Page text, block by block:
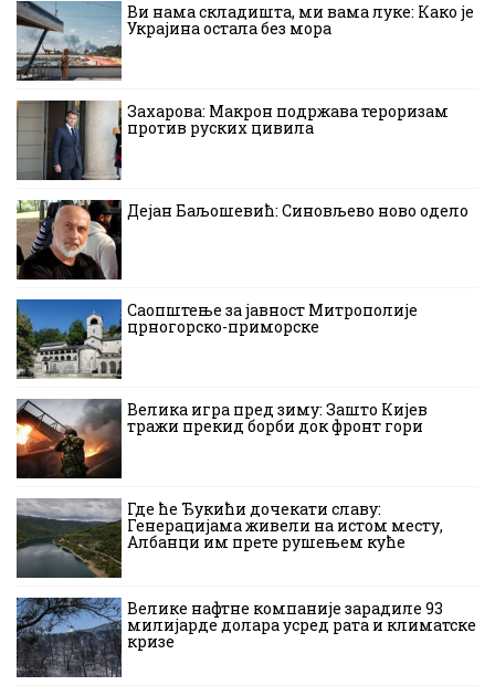
Ви нама складишта, ми вама луке: Како је
Украјина остала без мора
Захарова: Макрон подржава тероризам
против руских цивила
Дејан Баљошевић: Синовљево ново одело
Саопштење за јавност Митрополије
црногорско-приморске
Велика игра пред зиму: Зашто Кијев
тражи прекид борби док фронт гори
Где ће Ђукићи дочекати славу:
Генерацијама живели на истом месту,
Албанци им прете рушењем куће
Велике нафтне компаније зарадиле 93
милијарде долара усред рата и климатске
кризе